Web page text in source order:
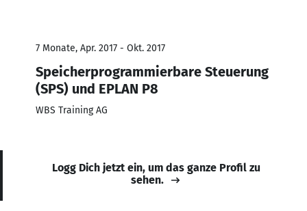
7 Monate, Apr. 2017 - Okt. 2017
Speicherprogrammierbare Steuerung
(SPS) und EPLAN P8
WBS Training AG
Logg Dich jetzt ein, um das ganze Profil zu
sehen.